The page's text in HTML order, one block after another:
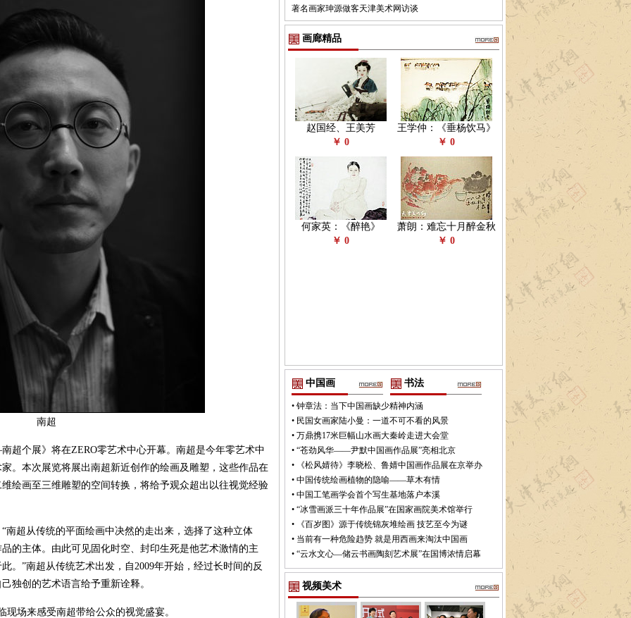
南超
个展》将在ZERO零艺术中心开幕。南超是今年零艺术中
。本次展览将展出南超新近创作的绘画及雕塑，这些作品在
绘画至三维雕塑的空间转换，将给予观众超出以往视觉经验
从传统的平面绘画中决然的走出来，选择了这种立体
的主体。由此可见固化时空、封印生死是他艺术激情的主
。”南超从传统艺术出发，自2009年开始，经过长时间的反
独创的艺术语言给予重新诠释。
场来感受南超带给公众的视觉盛宴。
著名画家珅源做客天津美术网访谈
画廊精品
赵国经、王美芳
￥ 0
王学仲：《垂杨饮马》
￥ 0
何家英：《醉艳》
￥ 0
萧朗：难忘十月醉金秋
￥ 0
中国画 书法
• 钟章法：当下中国画缺少精神内涵
• 民国女画家陆小曼：一道不可不看的风景
• 万鼎携17米巨幅山水画大秦岭走进大会堂
• “苍劲风华——尹默中国画作品展”亮相北京
•
《松风婧待》李晓松、鲁婧中国画作品展在京举办
• 中国传统绘画植物的隐喻——草木有情
• 中国工笔画学会首个写生基地落户本溪
• “冰雪画派三十年作品展”在国家画院美术馆举行
•
《百岁图》源于传统锦灰堆绘画 技艺至今为谜
• 当前有一种危险趋势 就是用西画来淘汰中国画
• “云水文心—储云书画陶刻艺术展”在国博浓情启幕
视频美术